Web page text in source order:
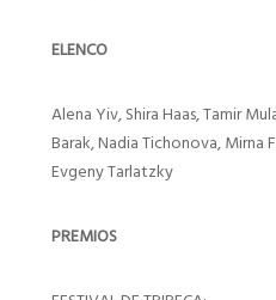
ELENCO
Alena Yiv, Shira Haas, Tamir
Barak, Nadia Tichonova, Mirna
Evgeny Tarlatzky
PREMIOS